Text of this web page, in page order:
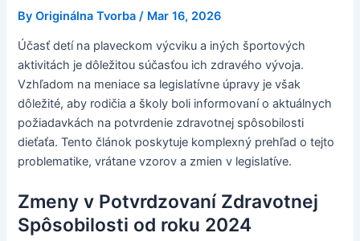
ByOriginálna Tvorba / Mar 16, 2026
Účasť detí na plaveckom výcviku a iných športových
aktivitách je dôležitou súčasťou ich zdravého vývoja.
Vzhľadom na meniace sa legislatívne úpravy je však
dôležité, aby rodičia a školy boli informovaní o aktuálnych
požiadavkách na potvrdenie zdravotnej spôsobilosti
dieťaťa. Tento článok poskytuje komplexný prehľad o tejto
problematike, vrátane vzorov a zmien v legislatíve.
Zmeny v Potvrdzovaní Zdravotnej
Spôsobilosti od roku 2024